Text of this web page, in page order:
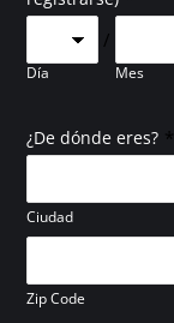
Día
/
Mes
¿De dónde eres? *
Ciudad
Zip Code